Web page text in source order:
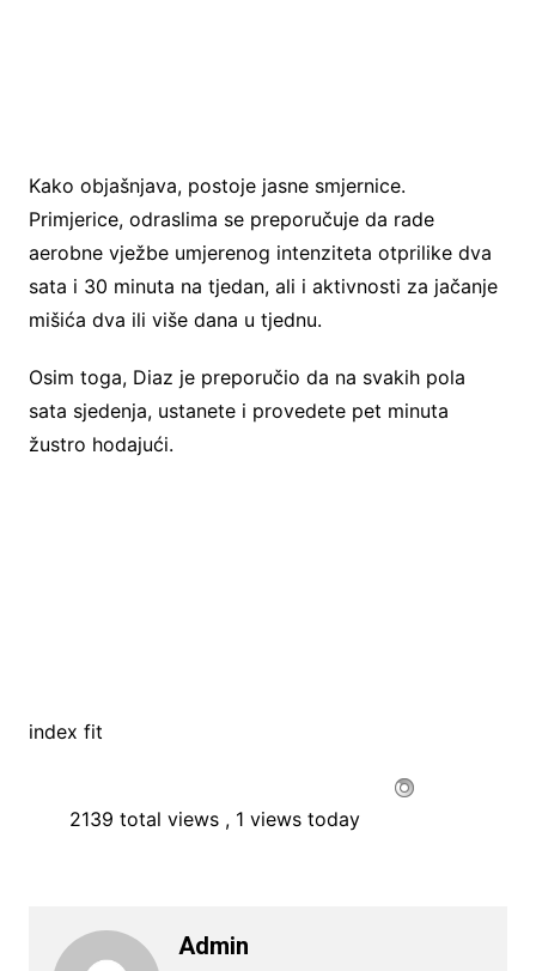
Kako objašnjava, postoje jasne smjernice.
Primjerice, odraslima se preporučuje da rade
aerobne vježbe umjerenog intenziteta otprilike dva
sata i 30 minuta na tjedan, ali i aktivnosti za jačanje
mišića dva ili više dana u tjednu.
Osim toga, Diaz je preporučio da na svakih pola
sata sjedenja, ustanete i provedete pet minuta
žustro hodajući.
index fit
2139 total views , 1 views today
Admin